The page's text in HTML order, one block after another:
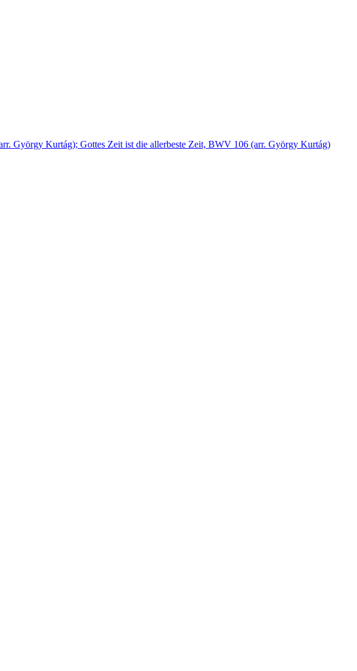
György Kurtág); Gottes Zeit ist die allerbeste Zeit, BWV 106 (arr. György Kurtág)